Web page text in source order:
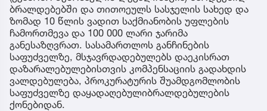
ბრალდებებში და თითოეულს სასჯელის სახედ და
ზომად 10 წლის ვადით საქმიანობის უფლების
ჩამორთმევა და 100 000 ლარი ჯარიმა
განესაზღვრათ. სასამართლოს განჩინების
საფუძველზე, მსჯავრდადებულებს დაეკისრათ
დაზარალებულებისთვის კომპენსაციის გადახდის
ვალდებულება, პროკურატურის შუამდგომლობის
საფუძველზე დაყადაღებულიბრალდებულების
ქონებიდან.